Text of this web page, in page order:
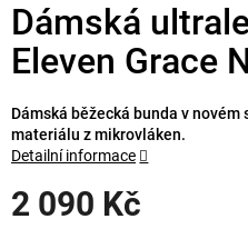
Dámská
Eleven Grace
2 090 Kč
Dámská běžecká bunda v
materiálu z mikrovláken.
Detailní informace